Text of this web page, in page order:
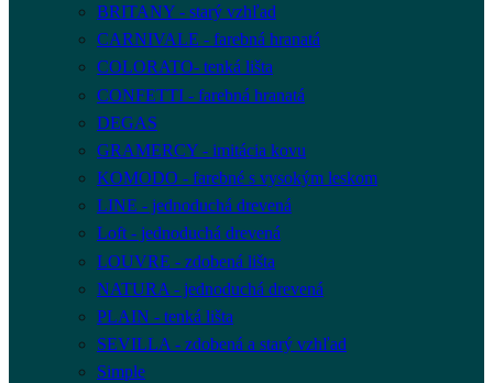
BRITANY - starý vzhľad
CARNIVALE - farebná hranatá
COLORATO- tenká lišta
CONFETTI - farebná hranatá
DEGAS
GRAMERCY - imitácia kovu
KOMODO - farebné s vysokým leskom
LINE - jednoduchá drevená
Loft - jednoduchá drevená
LOUVRE - zdobená lišta
NATURA - jednoduchá drevená
PLAIN - tenká lišta
SEVILLA - zdobená a starý vzhľad
Simple